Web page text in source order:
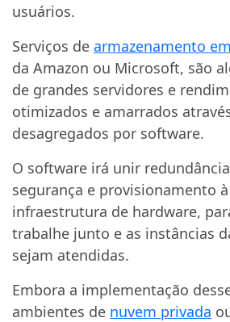
usuários.
Serviços de armazenamento
da Amazon ou Microsoft, são
de grandes servidores e
otimizados e amarrados
desagregados por software.
O software irá unir
segurança e provisionamento
infraestrutura de hardware,
trabalhe junto e as instâncias
sejam atendidas.
Embora a implementação
ambientes de nuvem privada